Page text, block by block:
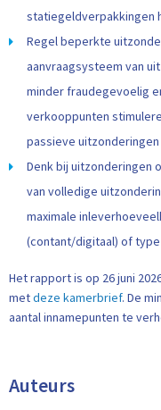
statiegeldverpakkingen
Regel beperkte
aanvraagsysteem van
minder fraudegevoelig
verkooppunten
passieve
Denk bij uitzonderingen
van volledige
maximale
(contant/digitaal) of
Het rapport is op 26 juni
metdeze kamerbrief. De
aantal innamepunten te
Auteurs